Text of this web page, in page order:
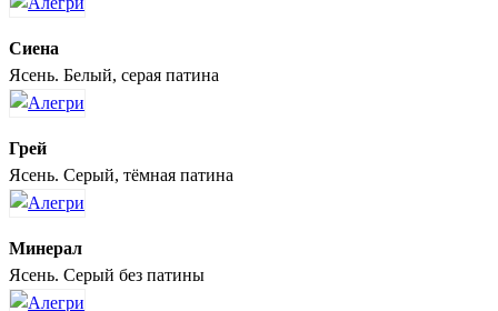
Сиена
Ясень. Белый, серая патина
Грей
Ясень. Серый, тёмная патина
Минерал
Ясень. Серый без патины